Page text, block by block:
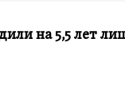
на 5,5 лет